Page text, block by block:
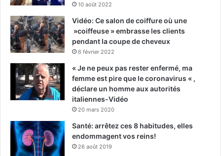
10 août 2022
Vidéo: Ce salon de coiffure où une
»coiffeuse » embrasse les clients
pendant la coupe de cheveux
6 février 2022
« Je ne peux pas rester enfermé, ma
femme est pire que le coronavirus « ,
déclare un homme aux autorités
italiennes-Vidéo
20 mars 2020
Santé: arrêtez ces 8 habitudes, elles
endommagent vos reins!
26 août 2019